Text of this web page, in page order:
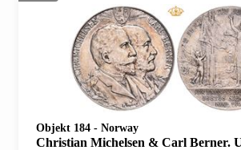
Objekt 184 - Norway
Christian Michelsen & Carl Berner. Unionsoppløsningen 1905.